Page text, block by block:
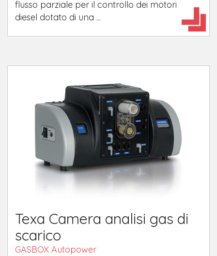
flusso parziale per il controllo dei motori
diesel dotato di una ...
Texa Camera analisi gas di
scarico
GASBOX Autopower